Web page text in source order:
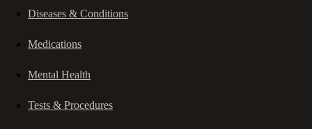
Diseases & Conditions
Medications
Mental Health
Tests & Procedures